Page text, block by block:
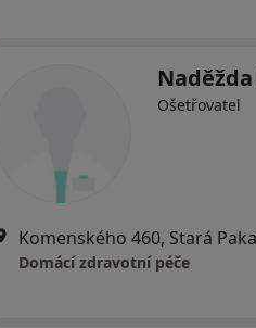
Ošetřovatel
Komenského 460, Stará Paka
Domácí zdravotní péče